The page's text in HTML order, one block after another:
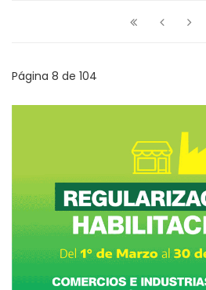
Página 8 de 104